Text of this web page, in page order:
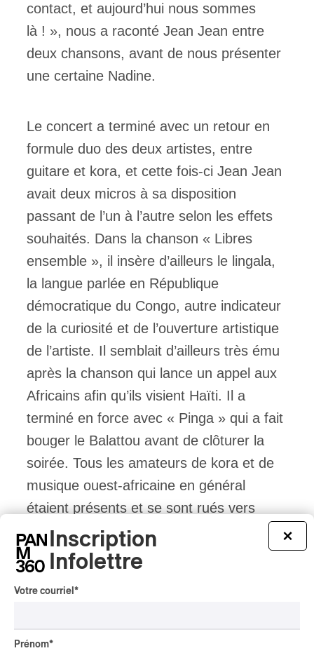
contact, et aujourd’hui nous sommes
là ! », nous a raconté Jean Jean entre
deux chansons, avant de nous présenter
une certaine Nadine.
Le concert a terminé avec un retour en
formule duo des deux artistes, entre
guitare et kora, et cette fois-ci Jean Jean
avait deux micros à sa disposition
passant de l’un à l’autre selon les effets
souhaités. Dans la chanson « Libres
ensemble », il insère d’ailleurs le lingala,
la langue parlée en République
démocratique du Congo, autre indicateur
de la curiosité et de l’ouverture artistique
de l’artiste. Il semblait d’ailleurs très ému
après la chanson qui lance un appel aux
Africains afin qu’ils visient Haïti. Il a
terminé en force avec « Pinga » qui a fait
bouger le Balattou avant de clôturer la
soirée. Tous les amateurs de kora et de
musique ouest-africaine en général
étaient présents et se sont rués vers
Ballaké Sissoko pour des photos alors
que le fan club de Jean Jean se pressait
pour aller saluer leur artiste préféré. On
devrait avoir plus de ces espaces de
que de les percevoir comme des silos.
×
Inscription
Infolettre
Votre courriel *
Prénom*